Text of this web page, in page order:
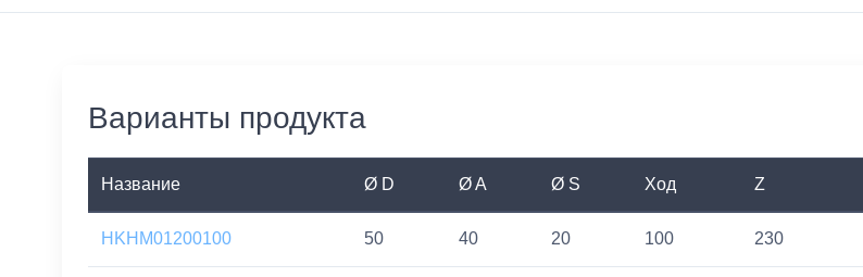
Варианты продукта
Название Ø D Ø A Ø S Ход Z
HKHM01200100 50 40 20 100 230